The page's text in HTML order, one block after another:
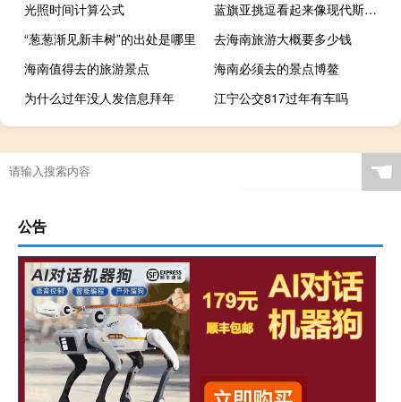
光照时间计算公式
蓝旗亚挑逗看起来像现代斯特拉托斯的新电动概念
“葱葱渐见新丰树”的出处是哪里
去海南旅游大概要多少钱
海南值得去的旅游景点
海南必须去的景点博鳌
为什么过年没人发信息拜年
江宁公交817过年有车吗
☚
公告